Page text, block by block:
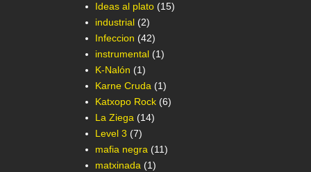
Ideas al plato (15)
industrial (2)
Infeccion (42)
instrumental (1)
K-Nalón (1)
Karne Cruda (1)
Katxopo Rock (6)
La Ziega (14)
Level 3 (7)
mafia negra (11)
matxinada (1)